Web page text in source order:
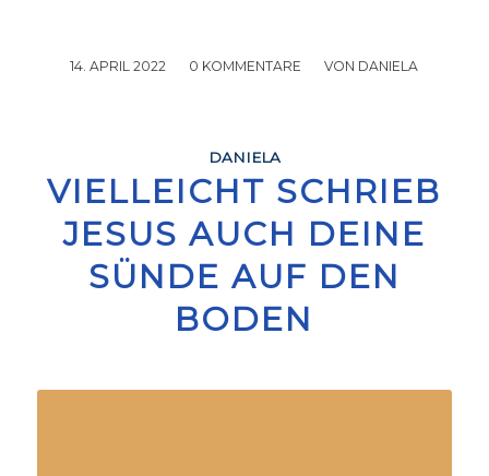
14. APRIL 2022
/ 0 KOMMENTARE
/ VON DANIELA
DANIELA
VIELLEICHT SCHRIEB
JESUS AUCH DEINE
SÜNDE AUF DEN
BODEN